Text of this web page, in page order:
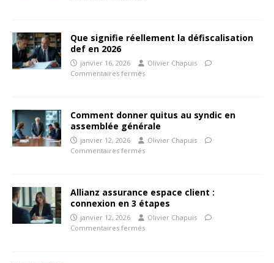
Que signifie réellement la défiscalisation
def en 2026
janvier 16, 2026
Olivier Chapuis
Commentaires fermés
Comment donner quitus au syndic en
assemblée générale
janvier 12, 2026
Olivier Chapuis
Commentaires fermés
Allianz assurance espace client :
connexion en 3 étapes
janvier 12, 2026
Olivier Chapuis
Commentaires fermés